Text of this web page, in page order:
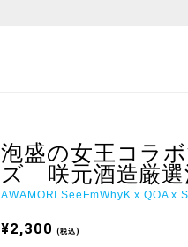
泡盛の女王コラ
ズ 咲元酒造厳選
AWAMORI SeeEmWhyK x QOA x
¥2,300(税込)